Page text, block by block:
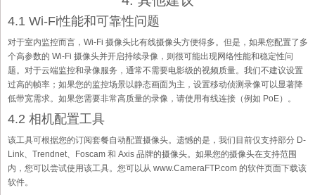
4.1 Wi-Fi性能和可靠性问题
对于室内监控而言，Wi-Fi 摄像头比有线摄像头方便得多。但是，如果您配置了多
个高参数的 Wi-Fi 摄像头并开启持续录像，则很可能出现网络性能和稳定性问
题。对于云端监控和录像服务，通常不需要电影级的视频质量。我们不建议设置
过高的帧率；如果您的监控场景以静态画面为主，设置移动侦测录像可以显著降
低带宽需求。如果您需要非常高质量的录像，请使用有线连接（例如 PoE）。
4.2 相机配置工具
该工具可根据您的订阅套餐自动配置摄像头。遗憾的是，我们目前仅支持部分 D-
Link、Trendnet、Foscam 和 Axis 品牌的摄像头。如果您的摄像头在支持范围
内，您可以尝试使用该工具。您可以从 www.CameraFTP.com 的软件页面下载该
软件。